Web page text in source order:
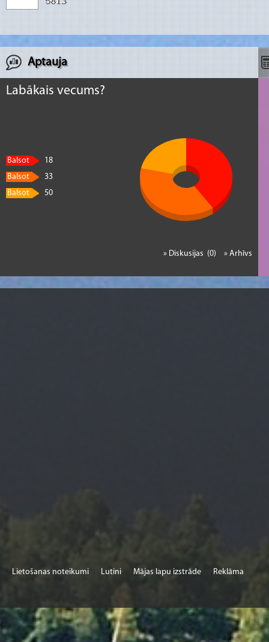
Aptauja
Labākais vecums?
Balsot
18
Balsot
33
Balsot
50
» Arhīvs
» Diskusijas (0)
Lietošanas noteikumi Lutini Mājas lapu izstrāde Reklāma